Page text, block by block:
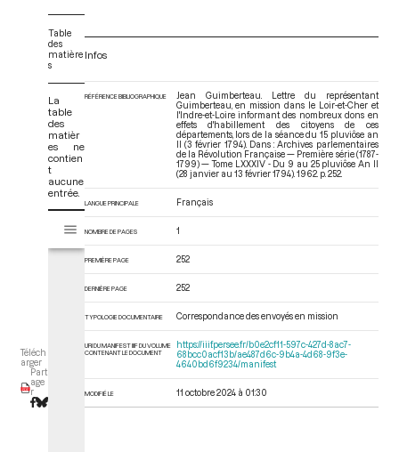
Téléch
arger
Part
age
r
Table
des
matière
s
La
table
des
matièr
es ne
contien
t
aucune
entrée.
s
M
Tome LXXXIV - Du 9 au 25 pluviôse An II (28 janvier au 13 février 1794)
Infos
RÉFÉRENCE BIBLIOGRAPHIQUE
Jean Guimberteau. Lettre du représentant
Guimberteau, en mission dans le Loir-et-Cher et
l'Indre-et-Loire informant des nombreux dons en
effets d'habillement des citoyens de ces
départements, lors de la séance du 15 pluviôse an
II (3 février 1794). Dans : Archives parlementaires
de la Révolution Française — Première série (1787-
1799) — Tome LXXXIV - Du 9 au 25 pluviôse An II
(28 janvier au 13 février 1794). 1962. p. 252.
LANGUE PRINCIPALE Français
NOMBRE DE PAGES 1
PREMIÈRE PAGE 252
DERNIÈRE PAGE 252
TYPOLOGIE DOCUMENTAIRE Correspondance des envoyés en mission
URI DU MANIFEST IIIF DU VOLUME
CONTENANT LE DOCUMENT
https://iiif.persee.fr/b0e2cf11-597c-427d-8ac7-
68bcc0acf13b/ae487d6c-9b4a-4d68-9f3e-
4640bd6f9234/manifest
MODIFIÉ LE 11 octobre 2024 à 01:30